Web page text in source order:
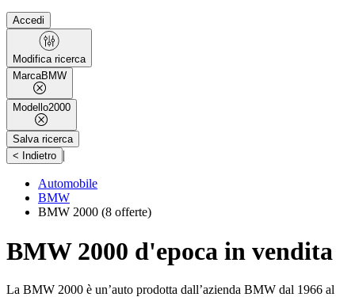
Accedi
Modifica ricerca
MarcaBMW
Modello2000
Salva ricerca
< Indietro |
Automobile
BMW
BMW 2000 (8 offerte)
BMW 2000 d'epoca in vendita
La BMW 2000 è un’auto prodotta dall’azienda BMW dal 1966 al